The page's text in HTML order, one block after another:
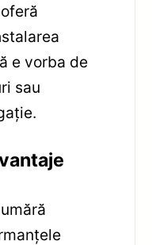
e vorba de
sau